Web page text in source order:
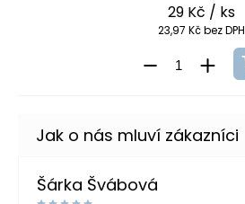
29 Kč / ks
23,97 Kč bez DPH
Šárka Švábová